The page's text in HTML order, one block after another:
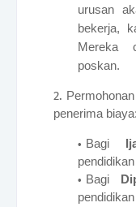
urusan
bekerja,
Mereka
poskan.
penerima biaya:
Bagi
Bagi